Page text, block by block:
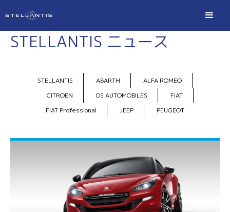
STELLANTIS ニュース
STELLANTIS ABARTH
ALFA ROMEO
CITROEN
DS AUTOMOBILES
FIAT
FIAT Professional
JEEP PEUGEOT